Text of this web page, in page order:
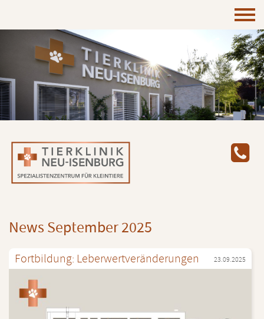
News Sep­tem­ber 2025
Fort­bil­dung: Le­ber­wert­ver­än­de­run­gen 23.09.2025